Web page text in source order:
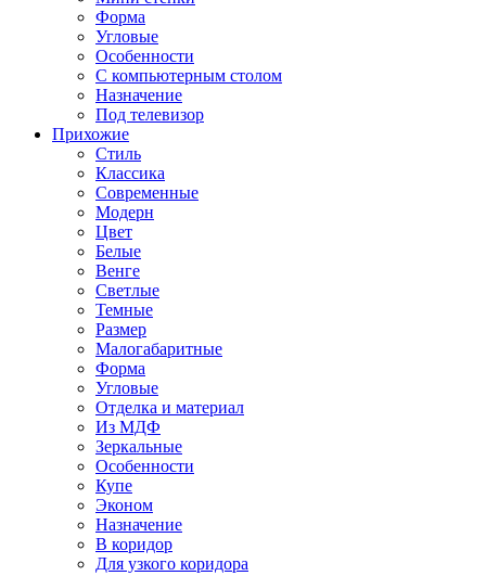
Форма
Угловые
Особенности
С компьютерным столом
Назначение
Под телевизор
Прихожие
Стиль
Классика
Современные
Модерн
Цвет
Белые
Венге
Светлые
Темные
Размер
Малогабаритные
Форма
Угловые
Отделка и материал
Из МДФ
Зеркальные
Особенности
Купе
Эконом
Назначение
В коридор
Для узкого коридора